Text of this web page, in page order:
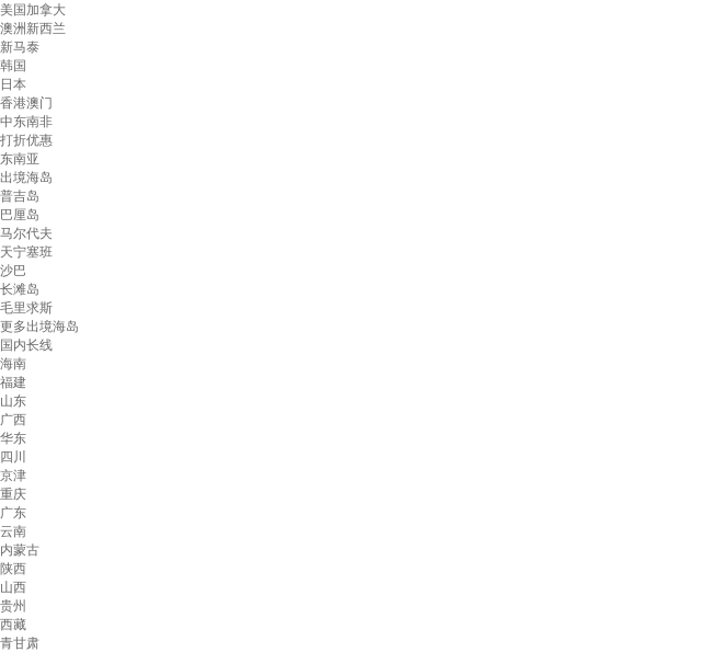
美国加拿大
澳洲新西兰
新马泰
韩国
日本
香港澳门
中东南非
打折优惠
东南亚
出境海岛
普吉岛
巴厘岛
马尔代夫
天宁塞班
沙巴
长滩岛
毛里求斯
更多出境海岛
国内长线
海南
福建
山东
广西
华东
四川
京津
重庆
广东
云南
内蒙古
陕西
山西
贵州
西藏
青甘肃